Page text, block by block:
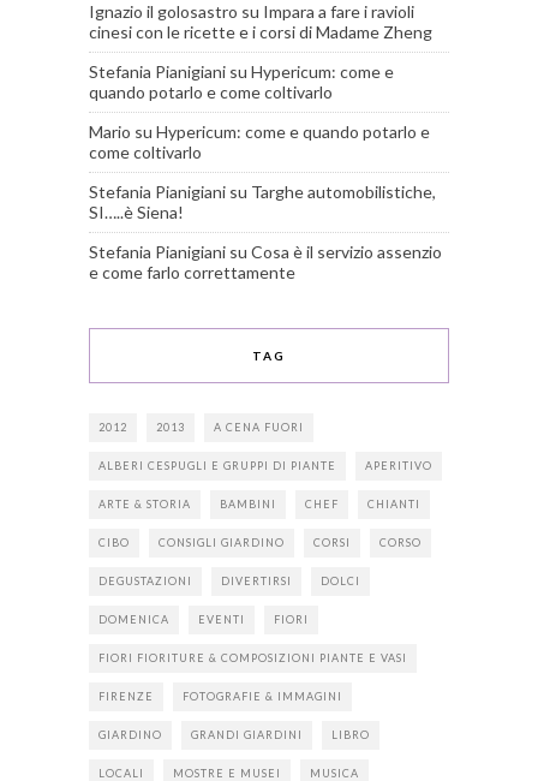
Ignazio il golosastro su Impara a fare i ravioli
cinesi con le ricette e i corsi di Madame Zheng
Stefania Pianigiani su Hypericum: come e
quando potarlo e come coltivarlo
Mario su Hypericum: come e quando potarlo e
come coltivarlo
Stefania Pianigiani su Targhe automobilistiche,
SI…..è Siena!
Stefania Pianigiani su Cosa è il servizio assenzio
e come farlo correttamente
TAG
2012 2013 A CENA FUORI
ALBERI CESPUGLI E GRUPPI DI PIANTE APERITIVO
ARTE & STORIA BAMBINI CHEF CHIANTI
CIBO CONSIGLI GIARDINO CORSI CORSO
DEGUSTAZIONI DIVERTIRSI DOLCI
DOMENICA EVENTI FIORI
FIORI FIORITURE & COMPOSIZIONI PIANTE E VASI
FIRENZE FOTOGRAFIE & IMMAGINI
GIARDINO GRANDI GIARDINI LIBRO
LOCALI MOSTRE E MUSEI MUSICA